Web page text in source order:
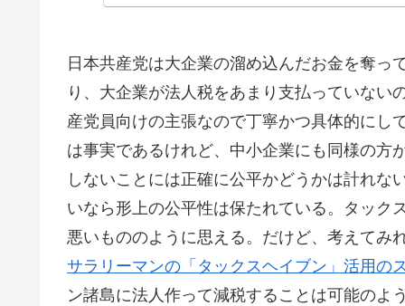
日本共産党は大企業の溜め込んだお金を奪っ
り、大企業が法人税をあまり支払っていな
産党員向けの主張なので丁寧かつ具体的にし
は事実であるけれど、中小企業にも同様の方
しないことには正確に公平かどうかは計れな
いなら形上の公平性は保たれている。タック
悪いもののように思える。だけど、考えてみ
サラリーマンの「タックスヘイブン」活用の
ン諸島に法人作って減税することは可能のよう